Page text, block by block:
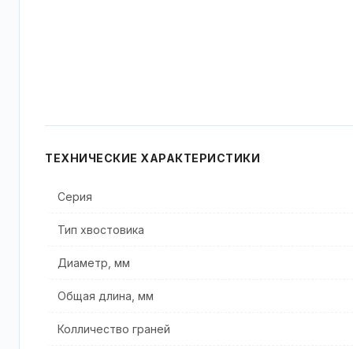
ТЕХНИЧЕСКИЕ ХАРАКТЕРИСТИКИ
Серия
Тип хвостовика
Диаметр, мм
Общая длина, мм
Колличество граней